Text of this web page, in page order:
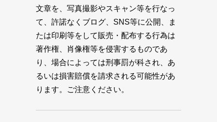
文章を、写真撮影やスキャン等を行なっ
て、許諾なくブログ、SNS等に公開、ま
たは印刷等をして販売・配布する行為は
著作権、肖像権等を侵害するものであ
り、場合によっては刑事罰が科され、あ
るいは損害賠償を請求される可能性があ
ります。ご注意ください。